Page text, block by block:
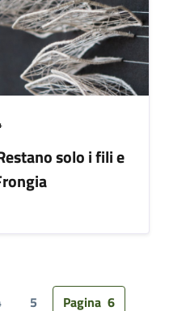
solo i fili e
5 Pagina 6